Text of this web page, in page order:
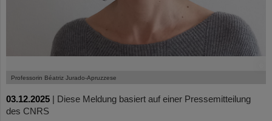
Professorin Béatriz Jurado-Apruzzese
03.12.2025
Diese Meldung basiert auf einer Pressemitteilung
des CNRS